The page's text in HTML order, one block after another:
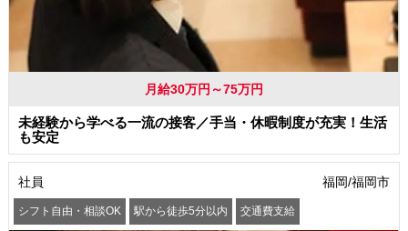
月給30万円～75万円
未経験から学べる一流の接客／手当・休暇制度が充実！生活
も安定
社員 福岡/福岡市
シフト自由・相談OK 駅から徒歩5分以内 交通費支給